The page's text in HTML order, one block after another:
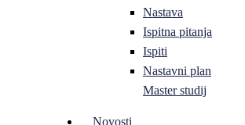
Nastava
Ispitna pitanja
Ispiti
Nastavni plan
Master studij
Novosti